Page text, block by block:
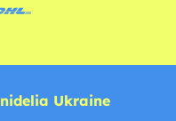
Ukraine